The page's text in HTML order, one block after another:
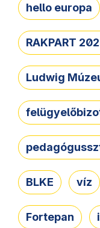
hello europa
RAKPART
Ludwig
BLKE víz
Fortepan